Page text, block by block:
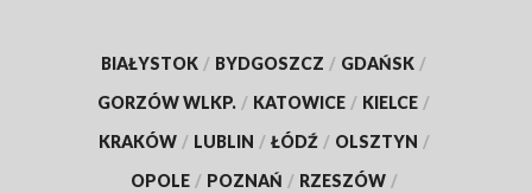
BIAŁYSTOK / BYDGOSZCZ / GDAŃSK /
GORZÓW WLKP. / KATOWICE / KIELCE /
KRAKÓW / LUBLIN / ŁÓDŹ / OLSZTYN /
OPOLE / POZNAŃ / RZESZÓW /